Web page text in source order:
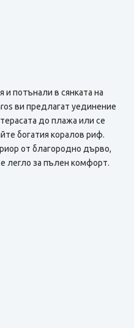
и потънали в сянката на
ви предлагат уединение
до плажа или се
богатия коралов риф.
от благородно дърво,
легло за пълен комфорт.